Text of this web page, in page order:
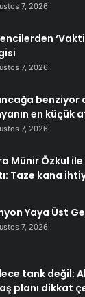
7, 2026
7, 2026
benziyor
en küçük
7, 2026
Münir Özkul
Taze kana
Yaya Üst
7, 2026
tank değil:
planı dikkat